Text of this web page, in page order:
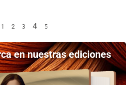
1 2 3 4 5
en nuestras ediciones